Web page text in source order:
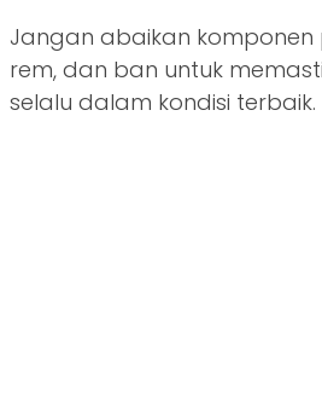
Jangan abaikan komponen
rem, dan ban untuk
selalu dalam kondisi terbaik.